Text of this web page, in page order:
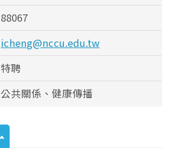
88067
icheng@nccu.edu.tw
特聘
公共關係、健康傳播